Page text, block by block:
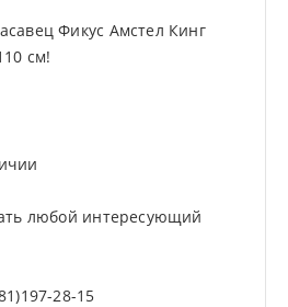
Фикус Амстел Кинг
см!
любой интересующий
28-15